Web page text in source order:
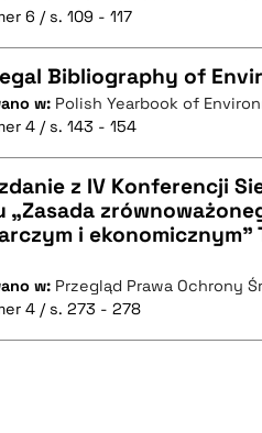
CZYSTY TEKST
BIBTEX
6 / s. 109 - 117
CZYSTY TEKST
BIBTEX
Bibliography of
w: Polish Yearbook of
4 / s. 143 - 154
CZYSTY TEKST
z IV Konferencji
„Zasada
i ekonomicznym”
w: Przegląd Prawa Ochrony
4 / s. 273 - 278